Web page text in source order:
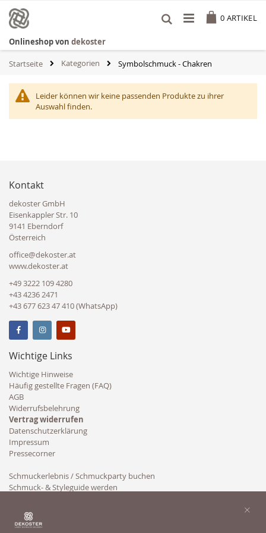
Inhalt
springen
0 ARTIKEL
Onlineshop von dekoster
Startseite Kategorien Symbolschmuck - Chakren
Leider können wir keine passenden Produkte zu ihrer
Auswahl finden.
Kontakt
dekoster GmbH
Eisenkappler Str. 10
9141 Eberndorf
Österreich
office@dekoster.at
www.dekoster.at
+49 3222 109 4280
+43 4236 2471
+43 677 623 47 410 (WhatsApp)
Wichtige Links
Wichtige Hinweise
Häufig gestellte Fragen (FAQ)
AGB
Widerrufsbelehrung
Vertrag widerrufen
Datenschutzerklärung
Impressum
Pressecorner
Schmuckerlebnis / Schmuckparty buchen
Schmuck- & Styleguide werden
×